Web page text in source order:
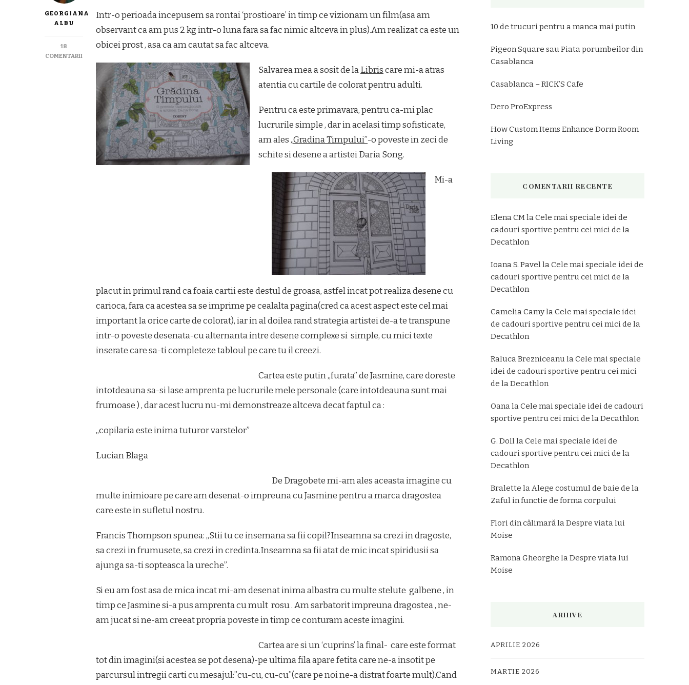
GEORGIANA
ALBU
18
COMENTARIILA
Intr-o perioada incepusem sa rontai ‘prostioare’ in timp ce vizionam un film(asa am
observant ca am pus 2 kg intr-o luna fara sa fac nimic altceva in plus).Am realizat ca este un
obicei prost , asa ca am cautat sa fac altceva.
Salvarea mea a sosit de laLibriscare mi-a atras
atentia cu cartile de colorat pentru adulti.
Pentru ca este primavara, pentru ca-mi plac
lucrurile simple , dar in acelasi timp sofisticate,
am ales „Gradina Timpului”-o poveste in zeci de
schite si desene a artistei Daria Song.
Mi-a
placut in primul rand ca foaia cartii este destul de groasa, astfel incat pot realiza desene cu
carioca, fara ca acestea sa se imprime pe cealalta pagina(cred ca acest aspect este cel mai
important la orice carte de colorat), iar in al doilea rand strategia artistei de-a te transpune
intr-o poveste desenata-cu alternanta intre desene complexe si simple, cu mici texte
inserate care sa-ti completeze tabloul pe care tu il creezi.
Cartea este putin „furata” de Jasmine, care doreste
intotdeauna sa-si lase amprenta pe lucrurile mele personale (care intotdeauna sunt mai
frumoase ) , dar acest lucru nu-mi demonstreaze altceva decat faptul ca :
„copilaria este inima tuturor varstelor”
Lucian Blaga
De Dragobete mi-am ales aceasta imagine cu
multe inimioare pe care am desenat-o impreuna cu Jasmine pentru a marca dragostea
care este in sufletul nostru.
Francis Thompson spunea: „Stii tu ce insemana sa fii copil?Inseamna sa crezi in dragoste,
sa crezi in frumusete, sa crezi in credinta.Inseamna sa fii atat de mic incat spiridusii sa
ajunga sa-ti sopteasca la ureche”.
Si eu am fost asa de mica incat mi-am desenat inima albastra cu multe stelute galbene , in
timp ce Jasmine si-a pus amprenta cu mult rosu . Am sarbatorit impreuna dragostea , ne-
am jucat si ne-am creeat propria poveste in timp ce conturam aceste imagini.
Cartea are si un ‘cuprins’ la final- care este format
tot din imagini(si acestea se pot desena)-pe ultima fila apare fetita care ne-a insotit pe
parcursul intregii carti cu mesajul:”cu-cu, cu-cu”(care pe noi ne-a distrat foarte mult).Cand
10 de trucuri pentru a manca mai putin
Pigeon Square sau Piata porumbeilor din
Casablanca
Casablanca – RICK’S Cafe
Dero ProExpress
How Custom Items Enhance Dorm Room
Living
COMENTARII RECENTE
Elena CMla Cele mai speciale idei de
cadouri sportive pentru cei mici de la
Decathlon
Ioana S. Pavel la Cele mai speciale idei de
cadouri sportive pentru cei mici de la
Decathlon
Camelia Camyla Cele mai speciale idei
de cadouri sportive pentru cei mici de la
Decathlon
Raluca Brezniceanu la Cele mai speciale
idei de cadouri sportive pentru cei mici
de la Decathlon
Oana la Cele mai speciale idei de cadouri
sportive pentru cei mici de la Decathlon
G. Doll la Cele mai speciale idei de
cadouri sportive pentru cei mici de la
Decathlon
Bralette la Alege costumul de baie de la
Zaful in functie de forma corpului
Flori din călimară la Despre viata lui
Moise
Ramona Gheorghe la Despre viata lui
Moise
ARHIVE
APRILIE 2026
MARTIE 2026